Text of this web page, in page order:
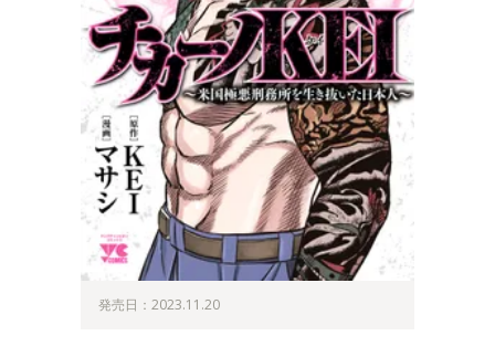
発売日：2023.11.20